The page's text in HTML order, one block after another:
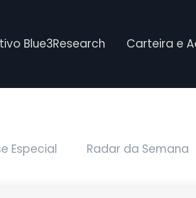
Blue3Research Carteira e
Especial Radar da Semana